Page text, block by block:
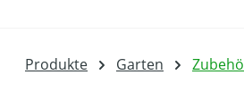
Produkte Garten